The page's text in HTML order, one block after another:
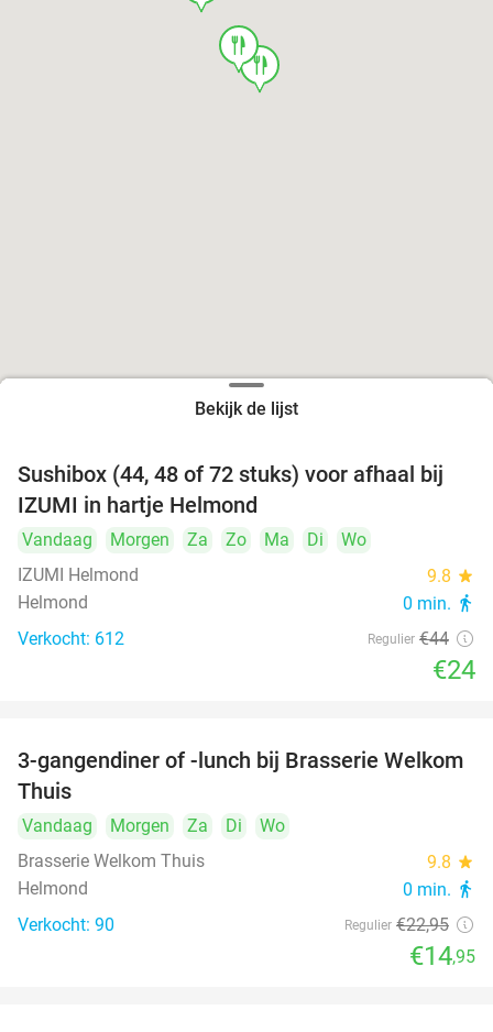
food
food
Bekijk de lijst
45%
Sushibox (44, 48 of 72 stuks) voor afhaal bij
IZUMI in hartje Helmond
Vandaag Morgen Za Zo Ma Di
Wo
IZUMI Helmond
9.8 star
Helmond 0 min. directions_walk
Verkocht: 612 Regulier €44
€24
35%
3-gangendiner of -lunch bij Brasserie Welkom
Thuis
Vandaag Morgen Za Di
Wo
Brasserie Welkom Thuis
9.8 star
Helmond 0 min. directions_walk
Verkocht: 90 Regulier €22,95
€14,95